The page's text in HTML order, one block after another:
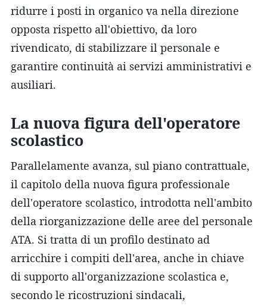
ridurre i posti in organico va nella direzione
opposta rispetto all'obiettivo, da loro
rivendicato, di stabilizzare il personale e
garantire continuità ai servizi amministrativi e
ausiliari.
La nuova figura dell'operatore
scolastico
Parallelamente avanza, sul piano contrattuale,
il capitolo della nuova figura professionale
dell'operatore scolastico, introdotta nell'ambito
della riorganizzazione delle aree del personale
ATA. Si tratta di un profilo destinato ad
arricchire i compiti dell'area, anche in chiave
di supporto all'organizzazione scolastica e,
secondo le ricostruzioni sindacali,